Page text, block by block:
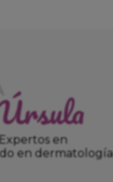
en
en dermatología